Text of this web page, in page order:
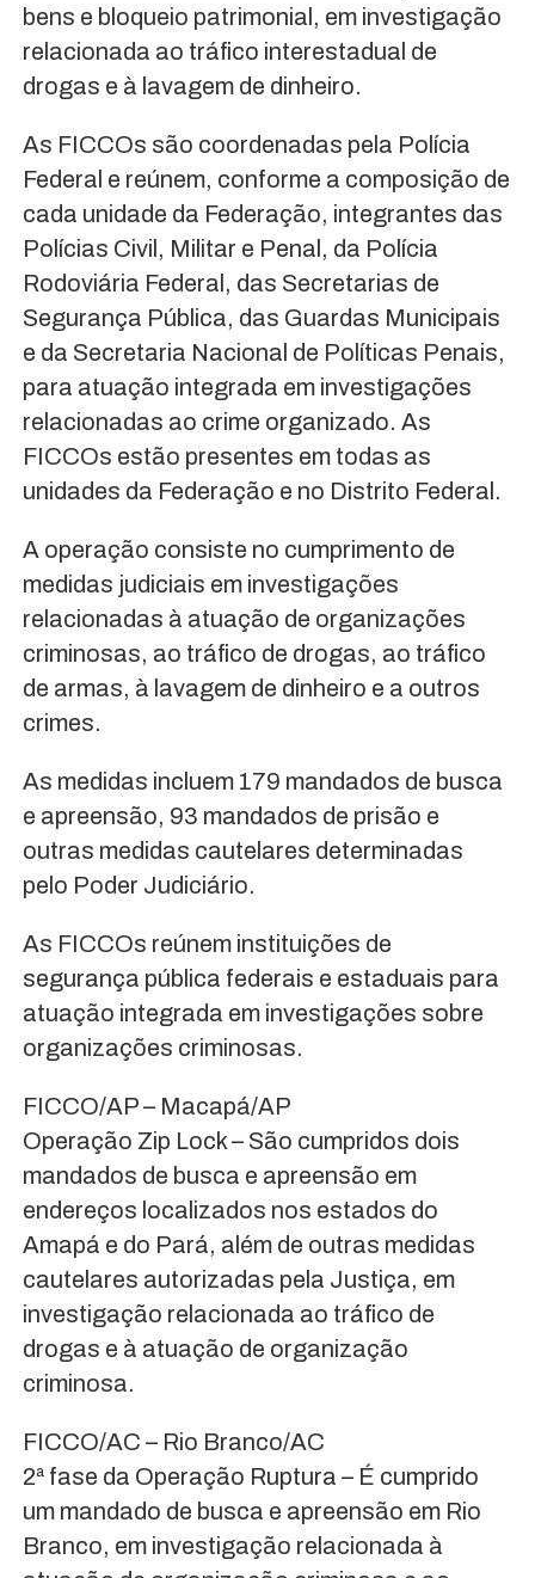
bens e bloqueio patrimonial, em investigação
relacionada ao tráfico interestadual de
drogas e à lavagem de dinheiro.
As FICCOs são coordenadas pela Polícia
Federal e reúnem, conforme a composição de
cada unidade da Federação, integrantes das
Polícias Civil, Militar e Penal, da Polícia
Rodoviária Federal, das Secretarias de
Segurança Pública, das Guardas Municipais
e da Secretaria Nacional de Políticas Penais,
para atuação integrada em investigações
relacionadas ao crime organizado. As
FICCOs estão presentes em todas as
unidades da Federação e no Distrito Federal.
A operação consiste no cumprimento de
medidas judiciais em investigações
relacionadas à atuação de organizações
criminosas, ao tráfico de drogas, ao tráfico
de armas, à lavagem de dinheiro e a outros
crimes.
As medidas incluem 179 mandados de busca
e apreensão, 93 mandados de prisão e
outras medidas cautelares determinadas
pelo Poder Judiciário.
As FICCOs reúnem instituições de
segurança pública federais e estaduais para
atuação integrada em investigações sobre
organizações criminosas.
FICCO/AP – Macapá/AP
Operação Zip Lock – São cumpridos dois
mandados de busca e apreensão em
endereços localizados nos estados do
Amapá e do Pará, além de outras medidas
cautelares autorizadas pela Justiça, em
investigação relacionada ao tráfico de
drogas e à atuação de organização
criminosa.
FICCO/AC – Rio Branco/AC
2ª fase da Operação Ruptura – É cumprido
um mandado de busca e apreensão em Rio
Branco, em investigação relacionada à